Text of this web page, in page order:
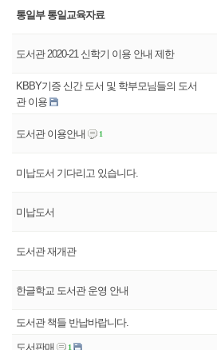
통일부 통일교육자료
도서관 2020-21 신학기 이용 안내 제한
KBBY기증 신간 도서 및 학부모님들의 도서
관 이용
도서관 이용안내 1
미납도서 기다리고 있습니다.
미납도서
도서관 재개관
한글학교 도서관 운영 안내
도서관 책들 반납바랍니다.
도서판매 1